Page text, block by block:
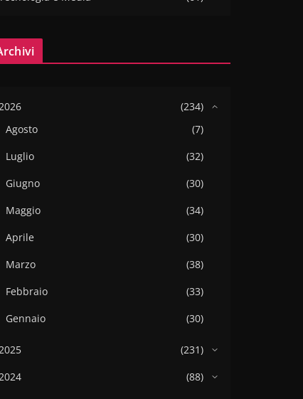
2026
(234)
Agosto
(7)
Luglio
(32)
Giugno
(30)
Maggio
(34)
Aprile
(30)
Marzo
(38)
Febbraio
(33)
Gennaio
(30)
2025
(231)
2024
(88)